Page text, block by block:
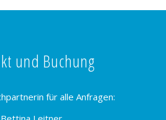
und Buchung
für alle Anfragen: